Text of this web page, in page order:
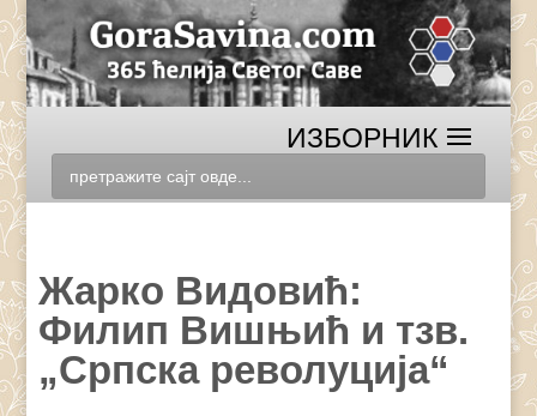
Жарко Видовић:
Филип Вишњић и тзв.
„Српска револуција“